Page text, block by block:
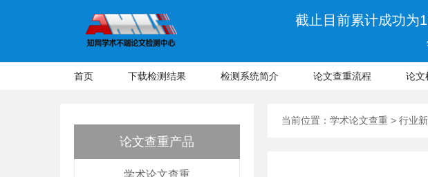
截止目前累计成功为
首页 下载检测结果 检测系统简介 论文查重流程 论文
论文查重产品
学术论文查重
当前位置： 学术论文查重 > 行业